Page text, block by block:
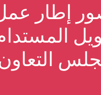
إطار